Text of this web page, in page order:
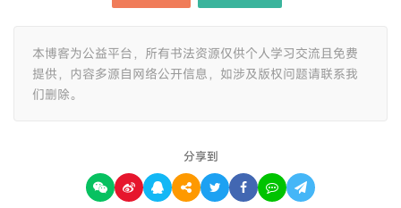
本博客为公益平台，所有书法资源仅供个人学习交流且免费
提供，内容多源自网络公开信息，如涉及版权问题请联系我
们删除。
分享到